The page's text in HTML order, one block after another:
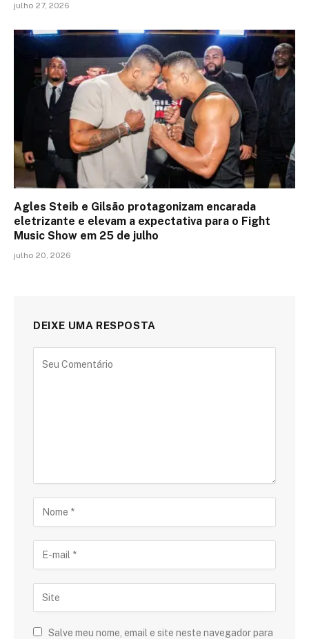
julho 27, 2026
Agles Steib e Gilsão protagonizam encarada
eletrizante e elevam a expectativa para o Fight
Music Show em 25 de julho
julho 20, 2026
DEIXE UMA RESPOSTA
Salve meu nome, email e site neste navegador para